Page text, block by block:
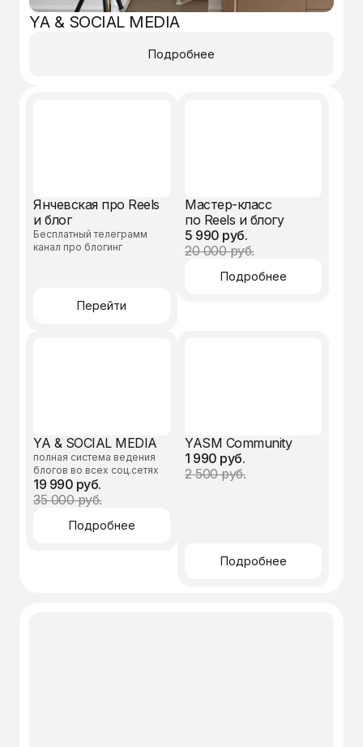
YA & SOCIAL MEDIA
Подробнее
Янчевская про Reels
и блог
Бесплатный телеграмм
канал про блогинг
Перейти
Мастер-класс
по Reels и блогу
5 990 руб.
20 000 руб.
Подробнее
YA & SOCIAL MEDIA
полная система ведения
блогов во всех соц.сетях
19 990 руб.
35 000 руб.
Подробнее
YASM Community
1 990 руб.
2 500 руб.
Подробнее
2026 Все права защищены
Согласие на рассылки
Пользовательское соглашение